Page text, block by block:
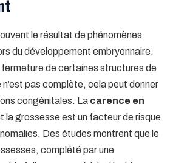
le résultat de phénomènes
du développement embryonnaire.
de certaines structures de
n’est pas complète, cela peut donner
congénitales. La carence en
la grossesse est un facteur de risque
Des études montrent que le
complété par une